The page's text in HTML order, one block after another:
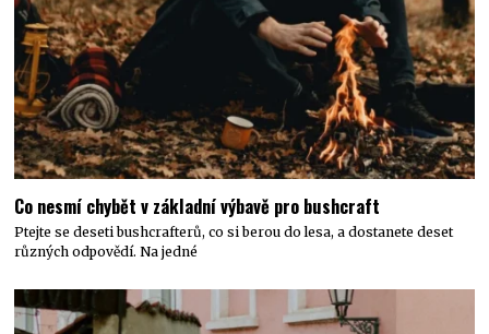
Co nesmí chybět v základní výbavě pro bushcraft
Ptejte se deseti bushcrafterů, co si berou do lesa, a dostanete deset
různých odpovědí. Na jedné